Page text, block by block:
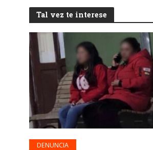
Tal vez te interese
DENUNCIA